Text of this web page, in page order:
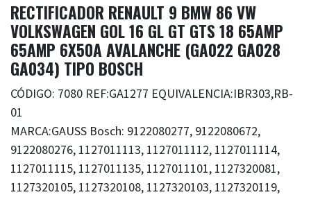
RECTIFICADOR RENAULT 9 BMW 86 VW
VOLKSWAGEN GOL 16 GL GT GTS 18 65AMP
65AMP 6X50A AVALANCHE (GA022 GA028
GA034) TIPO BOSCH
CÓDIGO: 7080 REF:GA1277 EQUIVALENCIA:IBR303,RB-
01
MARCA:GAUSS Bosch: 9122080277, 9122080672,
9122080276, 1127011113, 1127011112, 1127011114,
1127011115, 1127011135, 1127011101, 1127320081,
1127320105, 1127320108, 1127320103, 1127320119,